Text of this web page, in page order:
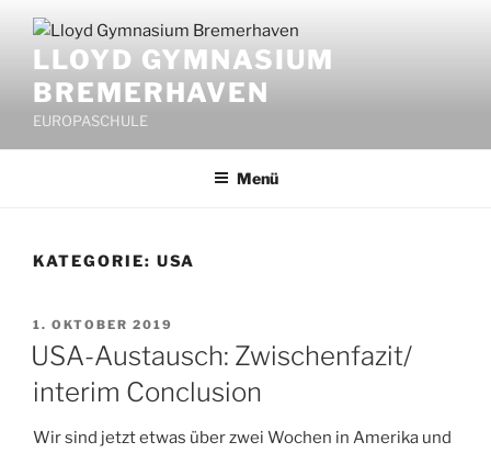
Inhalt
springenLLOYD GYMNASIUM
BREMERHAVEN
EUROPASCHULE
Menü
KATEGORIE: USA
VERÖFFENTLICHT
AM
1. OKTOBER 2019
USA-Austausch: Zwischenfazit/
interim Conclusion
Wir sind jetzt etwas über zwei Wochen in Amerika und